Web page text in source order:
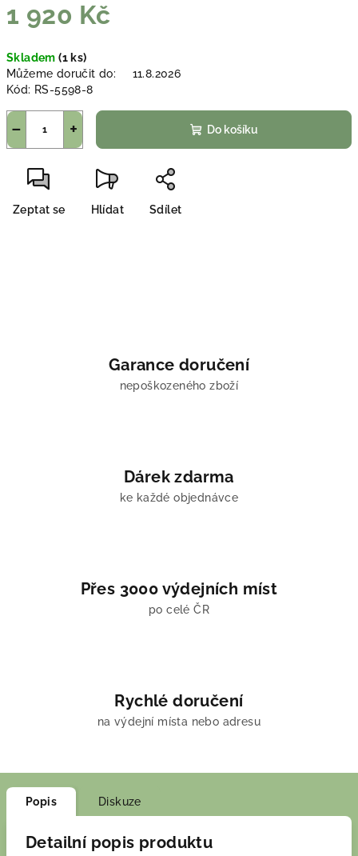
1 920 Kč
cena:
Skladem(1 ks)
Můžeme doručit do:
11.8.2026
Kód: RS-5598-8
+
− Do košíku
Zeptat se Hlídat Sdílet
Garance doručení
nepoškozeného zboží
Dárek zdarma
ke každé objednávce
Přes 3000 výdejních míst
po celé ČR
Rychlé doručení
na výdejní místa nebo adresu
Popis Diskuze
Detailní popis produktu